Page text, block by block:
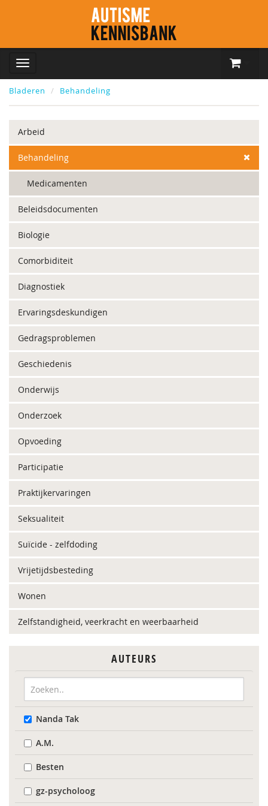
Bladeren Behandeling
Arbeid
Behandeling
Medicamenten
Beleidsdocumenten
Biologie
Comorbiditeit
Diagnostiek
Ervaringsdeskundigen
Gedragsproblemen
Geschiedenis
Onderwijs
Onderzoek
Opvoeding
Participatie
Praktijkervaringen
Seksualiteit
Suïcide - zelfdoding
Vrijetijdsbesteding
Wonen
Zelfstandigheid, veerkracht en weerbaarheid
AUTEURS
Nanda Tak
A.M.
Besten
gz-psycholoog